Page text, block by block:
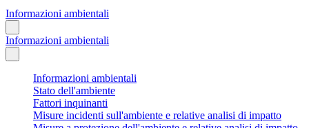
Informazioni ambientali
Informazioni ambientali
Informazioni ambientali
Stato dell'ambiente
Fattori inquinanti
Misure incidenti sull'ambiente e relative analisi di impatto